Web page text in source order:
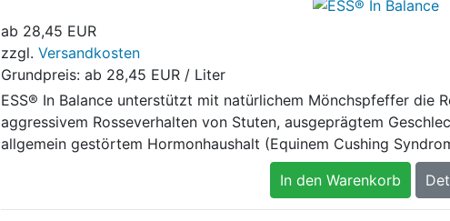
ab 28,45 EUR
zzgl. Versandkosten
Grundpreis: ab 28,45 EUR / Liter
ESS® In Balance unterstützt mit natürlichem Mönchspfeffer die
aggressivem Rosseverhalten von Stuten, ausgeprägtem
allgemein gestörtem Hormonhaushalt (Equinem Cushing
In den Warenkorb